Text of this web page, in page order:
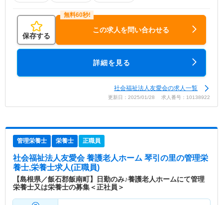
保存する
この求人を問い合わせる
詳細を見る
社会福祉法人友愛会の求人一覧
更新日：2025/01/28 求人番号：10138922
管理栄養士 栄養士 正職員
社会福祉法人友愛会 養護老人ホーム 琴引の里の管理栄
養士,栄養士求人(正職員)
【島根県／飯石郡飯南町】日勤のみ♪養護老人ホームにて管理
栄養士又は栄養士の募集＜正社員＞